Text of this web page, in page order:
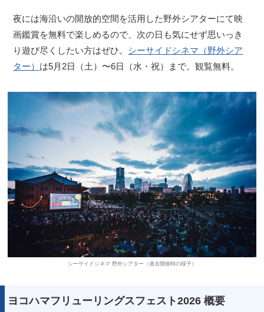
夜には海沿いの開放的空間を活用した野外シアターにて映
画鑑賞を無料で楽しめるので、次の日も気にせず思いっき
り遊び尽くしたい方はぜひ。 シーサイドシネマ（野外シア
ター） は5月2日（土）〜6日（水・祝）まで。観覧無料。
シーサイドシネマ 野外シアター（過去開催時の様子）
ヨコハマフリューリングスフェスト2026 概要